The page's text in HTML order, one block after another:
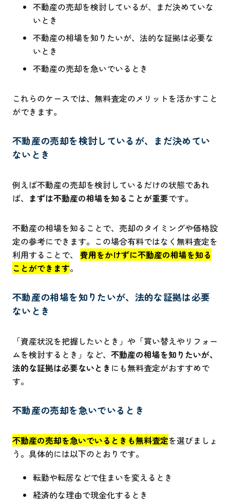
不動産の売却を検討しているが、まだ決めていな
いとき
不動産の相場を知りたいが、法的な証拠は必要な
いとき
不動産の売却を急いでいるとき
これらのケースでは、無料査定のメリットを活かすこと
ができます。
不動産の売却を検討しているが、まだ決めてい
ないとき
例えば不動産の売却を検討しているだけの状態であれ
ば、 まずは不動産の相場を知ることが重要です。
不動産の相場を知ることで、売却のタイミングや価格設
定の参考にできます。この場合有料ではなく無料査定を
利用することで、 費用をかけずに不動産の相場を知る
ことができます。
不動産の相場を知りたいが、法的な証拠は必要
ないとき
「資産状況を把握したいとき」や「買い替えやリフォー
ムを検討するとき」など、 不動産の相場を知りたいが、
法的な証拠は必要ないとき にも無料査定がおすすめで
す。
不動産の売却を急いでいるとき
不動産の売却を急いでいるときも無料査定を選びましょ
う。具体的には以下のとおりです。
転勤や転居などで住まいを変えるとき
経済的な理由で現金化するとき